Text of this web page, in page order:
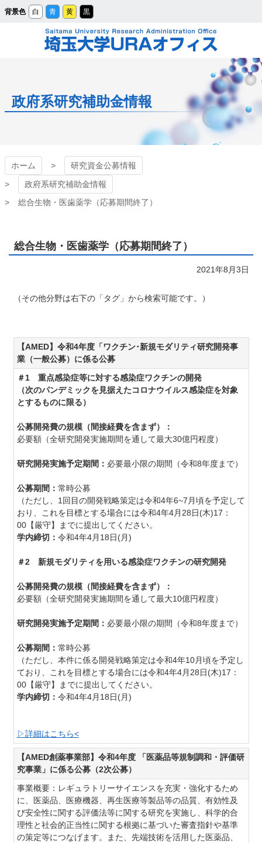
メ
イ
背景色 白 青 黄 黒
ス
政府系研究補助金情報
ホーム
研究資金公募情報
政府系研究補助金情報
総合生物・医歯薬学（応募期間終了）
総合生物・医歯薬学（応募期間終了）
2021年8月3日
（その他分野は右下の「タグ」から検索可能です。）
【AMED】令和4年度「ワクチン･新規モダリティ研究開発事
業（一般公募）に係る公募
＃1 重点感染症等に対する感染症ワクチンの開発
（次のパンデミックを見据えたコロナウイルス感染症を対象
とするものに限る）
公募開発費の規模（間接経費を含まず）：
必要額（全研究開発実施期間を通して最大30億円程度）
研究開発実施予定期間： 必要最小限の期間（令和8年度まで）
公募期間： 常時公募
（ただし、1回目の開発戦略策定は令和4年6~7月頃を予定して
おり、これを目標とする場合には令和4年4月28日(木)17：
00【厳守】までに提出してください。
学内締切： 令和4年4月18日(月)
＃2 新規モダリティを用いる感染症ワクチンの研究開発
公募開発費の規模（間接経費を含まず）：
必要額（​全研究開発実施期間を通して最大10億円程度）
研究開発実施予定期間： 必要最小限の期間（令和8年度まで）
公募期間： 常時公募
（ただし、本件に係る開発戦略策定は令和4年10月頃を予定し
ており、これを目標とする場合には令和4年4月28日(木)17：
00【厳守】までに提出してください。
学内締切： 令和4年4月18日(月)
▷詳細はこちら<
【AMED創薬事業部】令和4年度 「医薬品等規制調和・評価研
究事業」に係る公募（2次公募）
事業概要： レギュラトリーサイエンスを充実・強化するため
に、医薬品、医療機器、再生医療等製品等の品質、有効性及
び安全性に関する評価法等に関する研究を実施し、科学的合
理性と社会的正当性に関する根拠に基づいた審査指針や基準
の策定等につなげます。また、先端技術を活用した医薬品、